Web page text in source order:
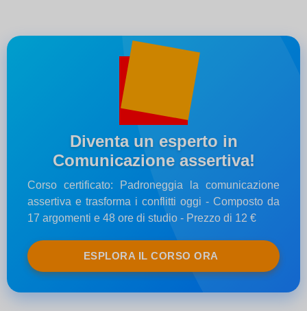
Diventa un esperto in
Comunicazione assertiva!
Corso certificato: Padroneggia la comunicazione
assertiva e trasforma i conflitti oggi - Composto da
17 argomenti e 48 ore di studio - Prezzo di 12 €
ESPLORA IL CORSO ORA